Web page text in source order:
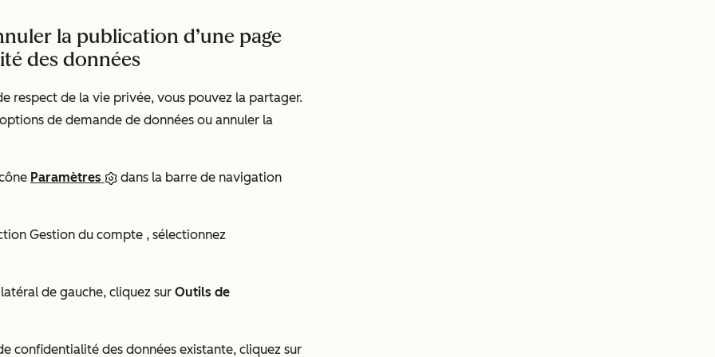
la publication d’une page
des données
respect de la vie privée, vous pouvez la partager.
de demande de données ou annuler la
Paramètres dans la barre de navigation
Gestion du compte , sélectionnez
de gauche, cliquez sur Outils de
confidentialité des données existante, cliquez sur